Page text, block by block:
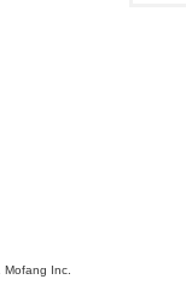
Mofang Inc.